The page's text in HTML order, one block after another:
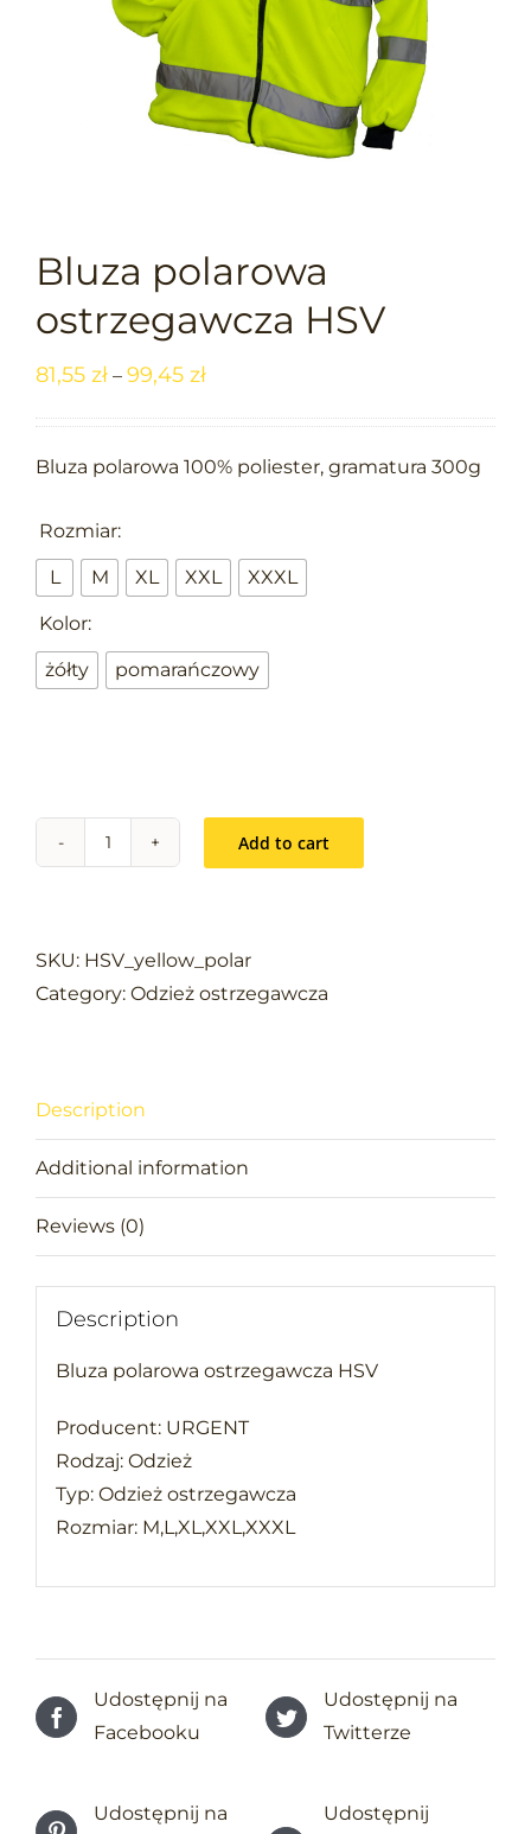
Bluza polarowa
ostrzegawcza HSV
81,55 zł – 99,45 zł
Bluza polarowa 100% poliester, gramatura 300g
Rozmiar:
L M XL XXL XXXL
Kolor:
żółty pomarańczowy
HSV
quantity
Add to cart
SKU: HSV_yellow_polar
Category: Odzież ostrzegawcza
Description
Additional information
Reviews (0)
Description
Bluza polarowa ostrzegawcza HSV
Producent: URGENT
Rodzaj: Odzież
Typ: Odzież ostrzegawcza
Rozmiar: M,L,XL,XXL,XXXL
Udostępnij na
Facebooku
Udostępnij na
Twitterze
Udostępnij na
Udostępnij